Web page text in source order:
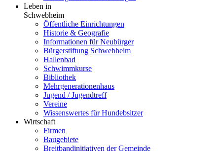
Leben in
Schwebheim
Öffentliche Einrichtungen
Historie & Geografie
Informationen für Neubürger
Bürgerstiftung Schwebheim
Hallenbad
Schwimmkurse
Bibliothek
Mehrgenerationenhaus
Jugend / Jugendtreff
Vereine
Wissenswertes für Hundebsitzer
Wirtschaft
Firmen
Baugebiete
Breitbandinitiativen der Gemeinde